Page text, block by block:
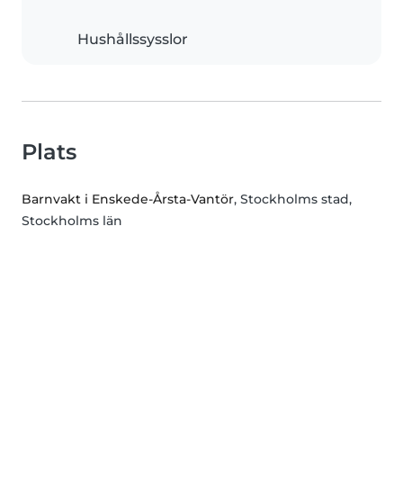
Hushållssysslor
Plats
Barnvakt i Enskede-Årsta-Vantör, Stockholms stad,
Stockholms län